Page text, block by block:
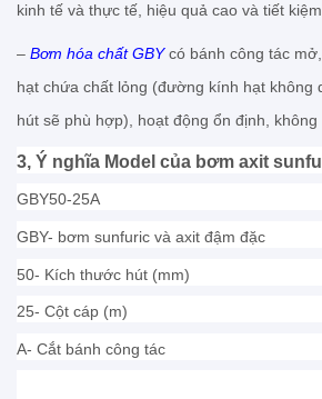
kinh tế và thực tế, hiệu quả cao và tiết
– Bơm hóa chất GBYcó bánh công tác
hạt chứa chất lỏng (đường kính hạt không
hút sẽ phù hợp), hoạt động ổn định, không
3, Ý nghĩa Model của bơm axit
GBY50-25A
GBY- bơm sunfuric và axit đậm đặc
50- Kích thước hút (mm)
25- Cột cáp (m)
A- Cắt bánh công tác